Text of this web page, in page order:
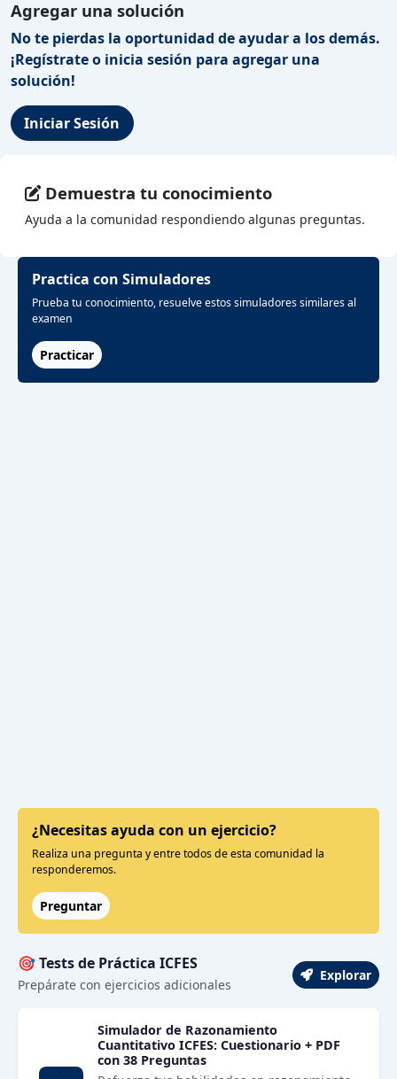
Agregar una solución
No te pierdas la oportunidad de ayudar a los demás.
¡Regístrate o inicia sesión para agregar una
solución!
Iniciar Sesión
Demuestra tu conocimiento
Ayuda a la comunidad respondiendo algunas preguntas.
Practica con Simuladores
Prueba tu conocimiento, resuelve estos simuladores similares al
examen
Practicar
¿Necesitas ayuda con un ejercicio?
Realiza una pregunta y entre todos de esta comunidad la
responderemos.
Preguntar
🎯 Tests de Práctica ICFES
Prepárate con ejercicios adicionales
Explorar
Simulador de Razonamiento
Cuantitativo ICFES: Cuestionario + PDF
con 38 Preguntas